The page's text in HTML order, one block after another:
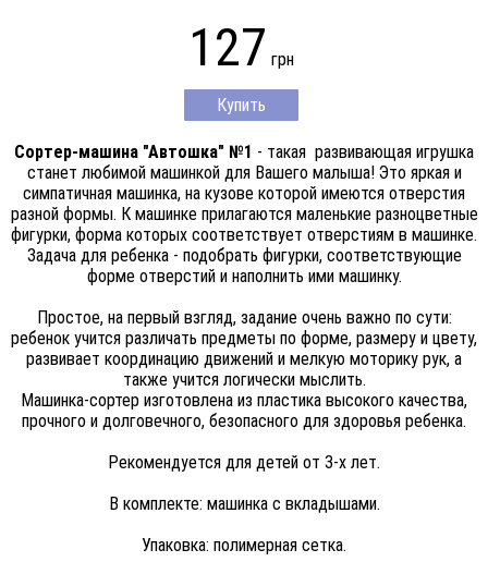
127 грн
Купить
Сортер-машина "Автошка" №1 - такая развивающая игрушка
станет любимой машинкой для Вашего малыша! Это яркая и
симпатичная машинка, на кузове которой имеются отверстия
разной формы. К машинке прилагаются маленькие разноцветные
фигурки, форма которых соответствует отверстиям в машинке.
Задача для ребенка - подобрать фигурки, соответствующие
форме отверстий и наполнить ими машинку.
Простое, на первый взгляд, задание очень важно по сути:
ребенок учится различать предметы по форме, размеру и цвету,
развивает координацию движений и мелкую моторику рук, а
также учится логически мыслить.
Машинка-сортер изготовлена из пластика высокого качества,
прочного и долговечного, безопасного для здоровья ребенка.
Рекомендуется для детей от 3-х лет.
В комплекте: машинка с вкладышами.
Упаковка: полимерная сетка.